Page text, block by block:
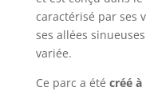
caractérisé par ses
ses allées
variée.
Ce parc a été créé à